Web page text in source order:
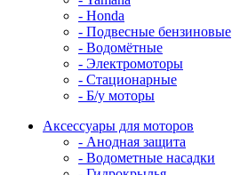
- Honda
- Подвесные бензиновые
- Водомётные
- Электромоторы
- Стационарные
- Б/у моторы
Аксессуары для моторов
- Анодная защита
- Водометные насадки